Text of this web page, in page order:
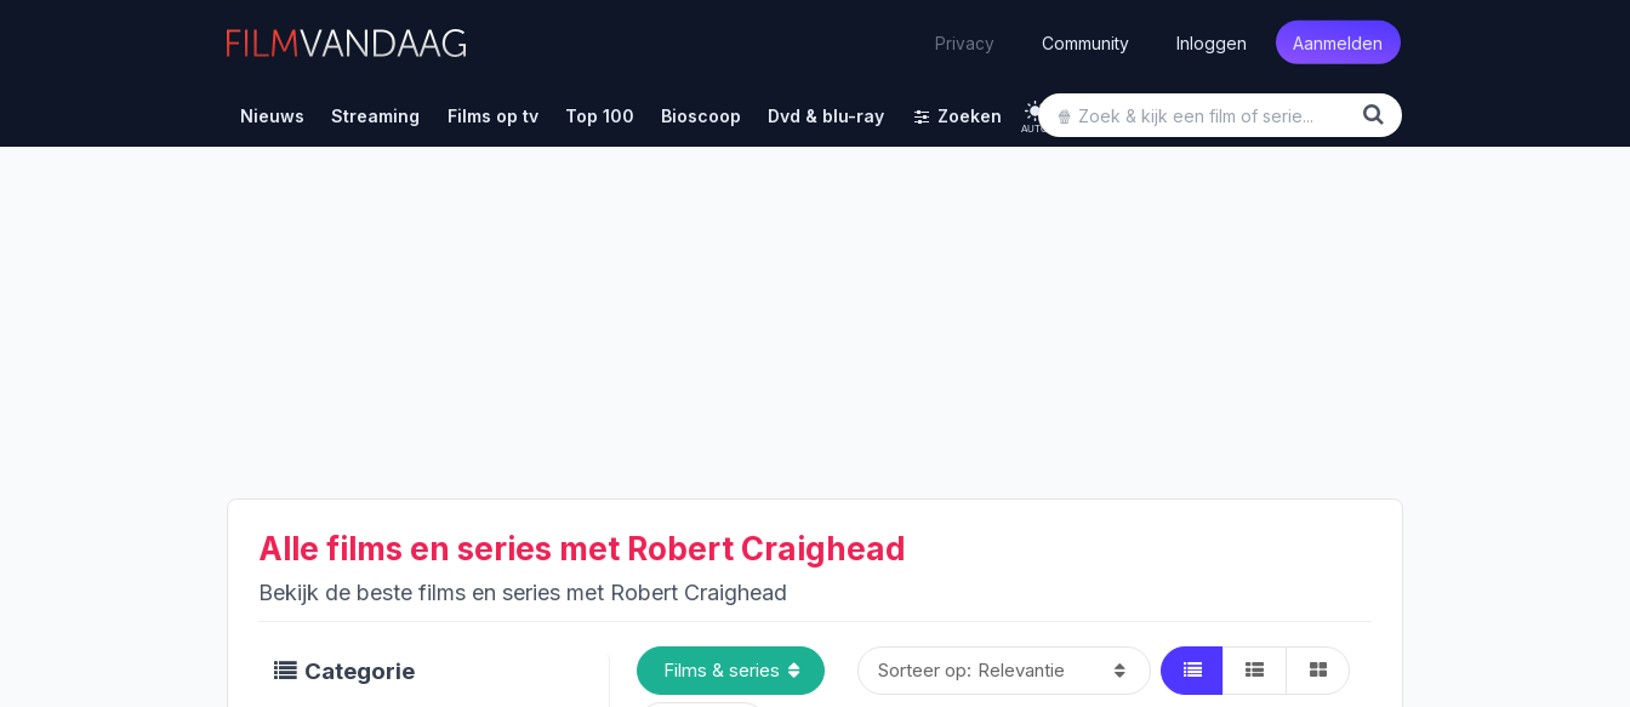
Privacy Community Inloggen Aanmelden
Nieuws Streaming Films op tv Top 100 Bioscoop Dvd & blu-ray Zoeken
AUTO
Alle films en series met Robert Craighead
Bekijk de beste films en series met Robert Craighead
Categorie Sorteer op: